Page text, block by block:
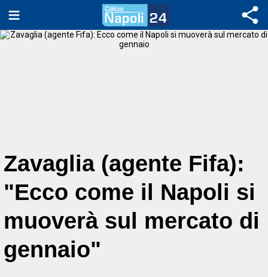
Zavaglia (agente Fifa):
"Ecco come il Napoli si
muoverà sul mercato di
gennaio"